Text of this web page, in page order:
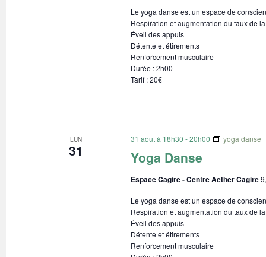
Le yoga danse est un espace de
Respiration et augmentation du taux de
Éveil des appuis
Détente et étirements
Renforcement musculaire
Durée : 2h00
Tarif : 20€
LUN
31 Yoga Danse
31 août à 18h30 -20h00 yoga danse
Espace Cagire - Centre Aether Cagire
Le yoga danse est un espace de
Respiration et augmentation du taux de
Éveil des appuis
Détente et étirements
Renforcement musculaire